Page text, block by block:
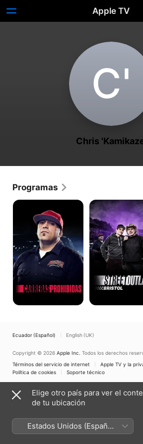
Apple TV
C‌'
Chris
Programas
Carreras
prohibidas
Carrera
de
Bristol
Ecuador (Español) English (UK)
Copyright © 2026 Apple Inc. Todos los derechos
Términos del servicio de internet
Apple TV y la
Política de cookies
Soporte técnico
Elige otro país para ver el
de tu ubicación
Estados Unidos (Español
México)